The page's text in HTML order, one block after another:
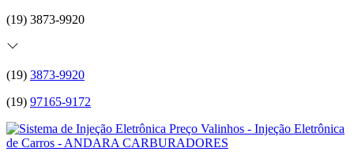
(19) 3873-9920
(19) 3873-9920
(19) 97165-9172